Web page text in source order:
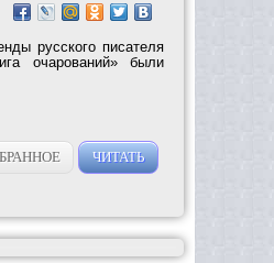
русского писателя
очарований» были
ЧИТАТЬ